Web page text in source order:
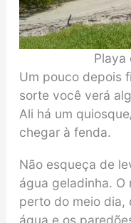
Playa
Um pouco depois
sorte você verá
Ali há um
chegar à fenda.
Não esqueça de
água geladinha. O
perto do meio dia,
água e os